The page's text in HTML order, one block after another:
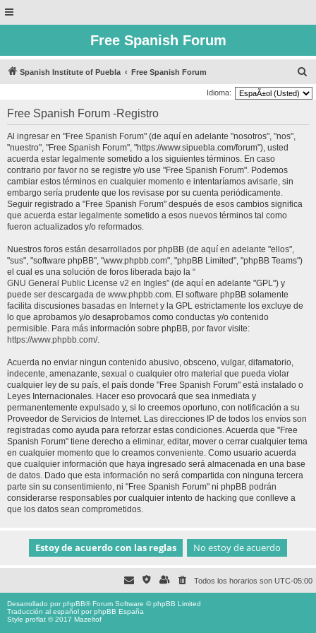
Free Spanish Forum
Spanish Institute of Puebla Free Spanish Forum
u
Idioma:
Free Spanish Forum -Registro
Al ingresar en "Free Spanish Forum" (de aquí en adelante "nosotros", "nos",
"nuestro", "Free Spanish Forum", "https://www.sipuebla.com/forum"), usted
acuerda estar legalmente sometido a los siguientes términos. En caso
contrario por favor no se registre y/o use "Free Spanish Forum". Podemos
cambiar estos términos en cualquier momento e intentaríamos avisarle, sin
embargo sería prudente que los revisase por su cuenta periódicamente.
Seguir registrado a "Free Spanish Forum" después de esos cambios significa
que acuerda estar legalmente sometido a esos nuevos términos tal como
fueron actualizados y/o reformados.
Nuestros foros están desarrollados por phpBB (de aquí en adelante "ellos",
"sus", "software phpBB", "www.phpbb.com", "phpBB Limited", "phpBB Teams")
el cual es una solución de foros liberada bajo la “
GNU General Public License v2 en Ingles” (de aquí en adelante "GPL") y
puede ser descargada de www.phpbb.com. El software phpBB solamente
facilita discusiones basadas en Internet y la GPL estrictamente los excluye de
lo que aprobamos y/o desaprobamos como conductas y/o contenido
permisible. Para más información sobre phpBB, por favor visite:
https://www.phpbb.com/.
Acuerda no enviar ningun contenido abusivo, obsceno, vulgar, difamatorio,
indecente, amenazante, sexual o cualquier otro material que pueda violar
cualquier ley de su país, el país donde "Free Spanish Forum" está instalado o
Leyes Internacionales. Hacer eso provocará que sea inmediata y
permanentemente expulsado y, si lo creemos oportuno, con notificación a su
Proveedor de Servicios de Internet. Las direcciones IP de todos los envíos son
registradas como ayuda para reforzar estas condiciones. Acuerda que "Free
Spanish Forum" tiene derecho a eliminar, editar, mover o cerrar cualquier tema
en cualquier momento que lo creamos conveniente. Como usuario acuerda
que cualquier información que haya ingresado será almacenada en una base
de datos. Dado que esta información no será compartida con ninguna tercera
parte sin su consentimiento, ni "Free Spanish Forum" ni phpBB podrán
considerarse responsables por cualquier intento de hacking que conlleve a
que los datos sean comprometidos.
Todos los horarios son UTC-05:00
Desarrollado porphpBB® Forum Software © phpBB Limited
Traducción al español porphpBB España
Style proflat © 2017 Mazeltof